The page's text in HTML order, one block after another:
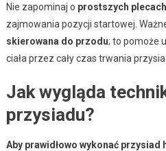
Nie zapominaj o prostszych plecach
zajmowania pozycji startowej.
skierowana do przodu; to pomoże
ciała przez cały czas trwania
Jak wygląda
przysiadu?
Aby prawidłowo wykonać